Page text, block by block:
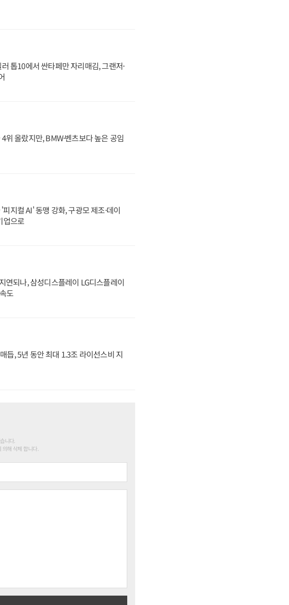
톱10에서 싼타페만 자리매김, 그랜저·
위 올랐지만, BMW·벤츠보다 높은 공임
지컬 AI' 동맹 강화, 구광모 제조·데이
업으로
연되나, 삼성디스플레이 LG디스플레이
도
듭, 5년 동안 최대 1.3조 라이선스비 지
니다.
의해 삭제 합니다.